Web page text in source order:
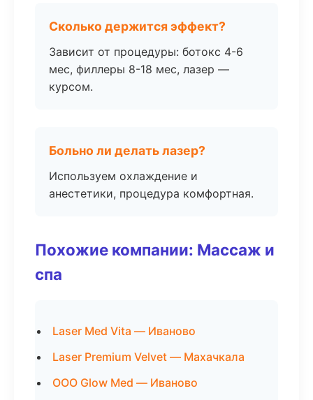
Сколько держится эффект?
Зависит от процедуры: ботокс 4-6
мес, филлеры 8-18 мес, лазер —
курсом.
Больно ли делать лазер?
Используем охлаждение и
анестетики, процедура комфортная.
Похожие компании: Массаж и
спа
Laser Med Vita — Иваново
Laser Premium Velvet — Махачкала
ООО Glow Med — Иваново